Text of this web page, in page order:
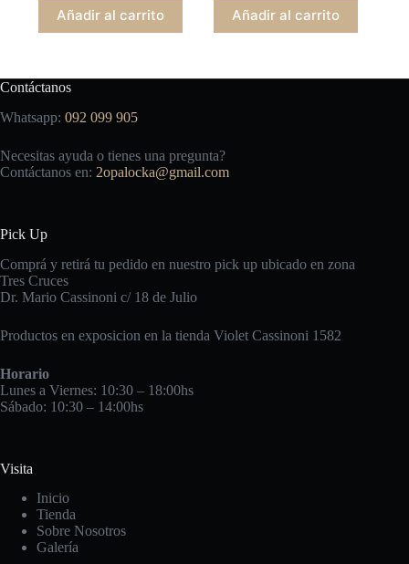
Añadir al carrito Añadir al carrito
Contáctanos
Whatsapp: 092 099 905
Necesitas ayuda o tienes una pregunta?
Contáctanos en: 2opalocka@gmail.com
Pick Up
Comprá y retirá tu pedido en nuestro pick up ubicado en zona
Tres Cruces
Dr. Mario Cassinoni c/ 18 de Julio
Productos en exposicion en la tienda Violet Cassinoni 1582
Horario
Lunes a Viernes: 10:30 – 18:00hs
Sábado: 10:30 – 14:00hs
Visita
Inicio
Tienda
Sobre Nosotros
Galería